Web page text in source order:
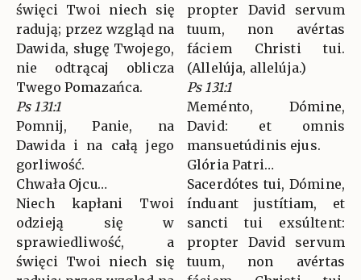
święci Twoi niech się
radują; przez wzgląd na
Dawida, sługę Twojego,
nie odtrącaj oblicza
Twego Pomazańca.
Ps 131:1
Pomnij, Panie, na
Dawida i na całą jego
gorliwość.
Chwała Ojcu…
Niech kapłani Twoi
odzieją się w
sprawiedliwość, a
święci Twoi niech się
propter David servum
tuum, non avértas
fáciem Christi tui.
(Allelúja, allelúja.)
Ps 131:1
Meménto, Dómine,
David: et omnis
mansuetúdinis ejus.
Glória Patri…
Sacerdótes tui, Dómine,
índuant justítiam, et
sancti tui exsúltent:
propter David servum
tuum, non avértas